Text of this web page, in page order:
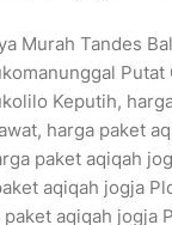
Murah Tandes
Putat
Keputih,
harga paket
paket aqiqah
aqiqah jogja
aqiqah jogja